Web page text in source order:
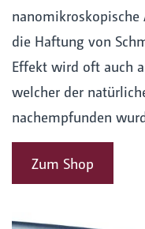
nanomikroskopische
die Haftung von
Effekt wird oft auch
welcher der
nachempfunden
Zum Shop